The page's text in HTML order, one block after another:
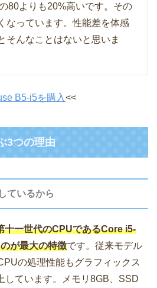
80よりも20%高いです。その
なっています。性能差を体感
そんなことはないと思いま
B5-i5を購入<<
3つの理由
ているから
一世代のCPUであるCore i5-
が最大の特徴です。従来モデル
の処理性能もグラフィックス
しています。メモリ8GB、SSD